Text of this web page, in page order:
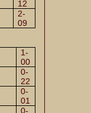
12
2-
09
1-
00
0-
22
0-
01
0-